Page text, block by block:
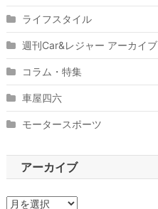
ライフスタイル
週刊Car&レジャー アーカイブ
コラム・特集
車屋四六
モータースポーツ
アーカイブ
ア